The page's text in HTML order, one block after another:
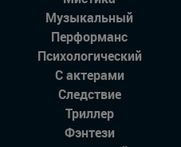
Музыкальный
Перформанс
Психологический
С актерами
Следствие
Триллер
Фэнтези